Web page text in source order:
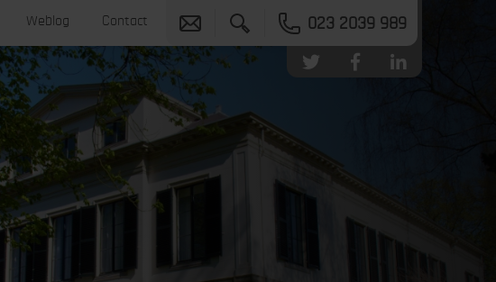
Weblog Contact 023 2039 989